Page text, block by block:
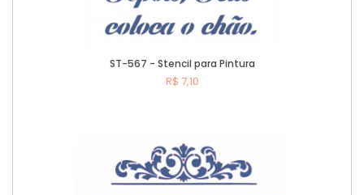
ST-567 - Stencil para Pintura
R$ 7,10